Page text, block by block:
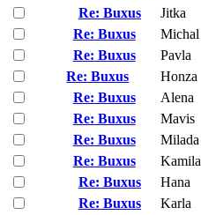
Re: Buxus
Jitka
Re: Buxus
Michal
Re: Buxus
Pavla
Re: Buxus
Honza
Re: Buxus
Alena
Re: Buxus
Mavis
Re: Buxus
Milada
Re: Buxus
Kamila
Re: Buxus
Hana
Re: Buxus
Karla